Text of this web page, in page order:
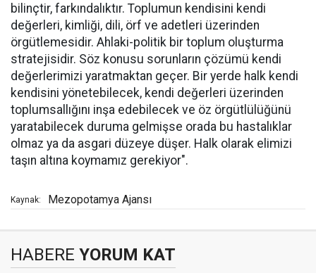
bilinçtir, farkındalıktır. Toplumun kendisini kendi
değerleri, kimliği, dili, örf ve adetleri üzerinden
örgütlemesidir. Ahlaki-politik bir toplum oluşturma
stratejisidir. Söz konusu sorunların çözümü kendi
değerlerimizi yaratmaktan geçer. Bir yerde halk kendi
kendisini yönetebilecek, kendi değerleri üzerinden
toplumsallığını inşa edebilecek ve öz örgütlülüğünü
yaratabilecek duruma gelmişse orada bu hastalıklar
olmaz ya da asgari düzeye düşer. Halk olarak elimizi
taşın altına koymamız gerekiyor".
Kaynak: Mezopotamya Ajansı
HABERE YORUM KAT